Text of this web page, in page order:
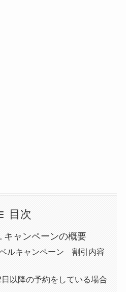
目次
キャンペーンの概要
ルキャンペーン 割引内容
以降の予約をしている場合